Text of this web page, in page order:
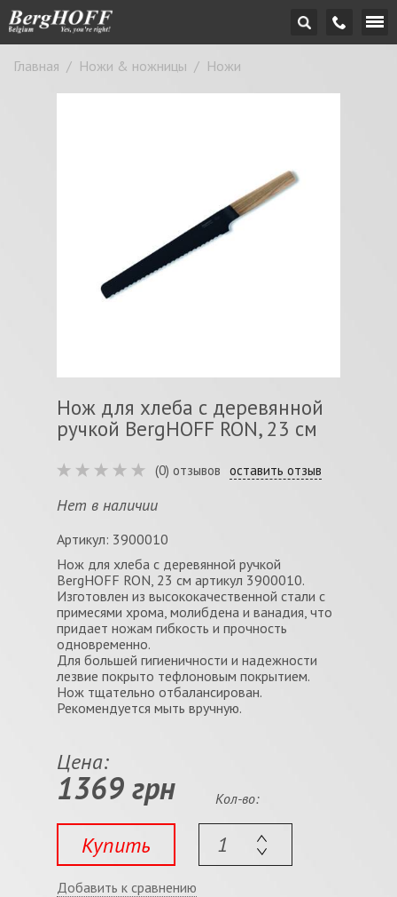
Главная / Ножи & ножницы / Ножи
Нож для хлеба с деревянной
ручкой BergHOFF RON, 23 см
(0) отзывов оставить отзыв
Нет в наличии
Артикул: 3900010
Нож для хлеба с деревянной ручкой
BergHOFF RON, 23 см артикул 3900010.
Изготовлен из высококачественной стали с
примесями хрома, молибдена и ванадия, что
придает ножам гибкость и прочность
одновременно.
Для большей гигиеничности и надежности
лезвие покрыто тефлоновым покрытием.
Нож тщательно отбалансирован.
Рекомендуется мыть вручную.
Цена:
1369 грн
Купить
Кол-во:
Добавить к сравнению